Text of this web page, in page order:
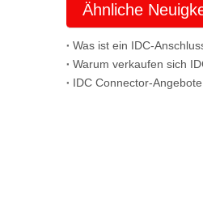
Ähnliche
Was ist ein IDC-